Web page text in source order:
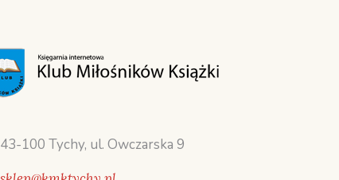
43-100 Tychy, ul. Owczarska 9